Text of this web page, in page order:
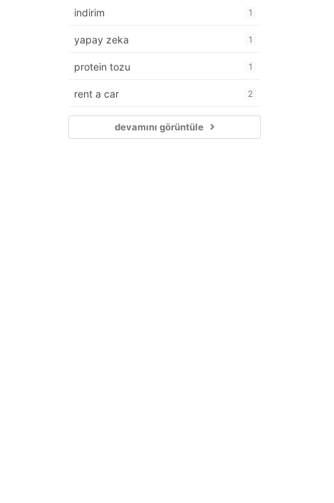
indirim 1
yapay zeka 1
protein tozu 1
rent a car 2
devamını görüntüle